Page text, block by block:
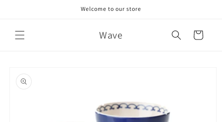
Welcome to our store
Wave Cart
product
information